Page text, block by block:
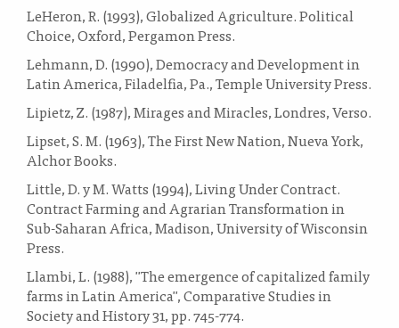
LeHeron, R. (1993), Globalized Agriculture. Political
Choice, Oxford, Pergamon Press.
Lehmann, D. (1990), Democracy and Development in
Latin America, Filadelfia, Pa., Temple University Press.
Lipietz, Z. (1987), Mirages and Miracles, Londres, Verso.
Lipset, S. M. (1963), The First New Nation, Nueva York,
Alchor Books.
Little, D. y M. Watts (1994), Living Under Contract.
Contract Farming and Agrarian Transformation in
Sub-Saharan Africa, Madison, University of Wisconsin
Press.
Llambi, L. (1988), "The emergence of capitalized family
farms in Latin America", Comparative Studies in
Society and History 31, pp. 745-774.